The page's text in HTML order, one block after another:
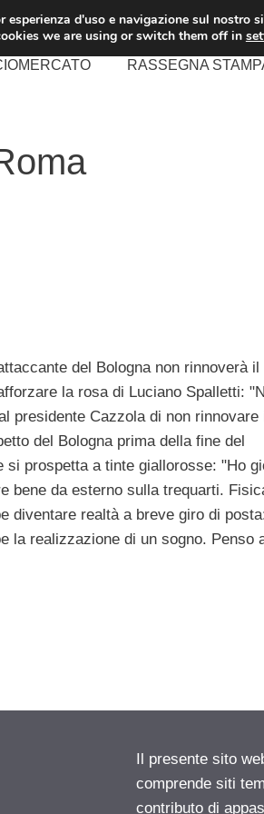
RASSEGNA
del Bologna non rinnoverà il
la rosa di Luciano Spalletti:
presidente Cazzola di non rinnovare
del Bologna prima della fine del
prospetta a tinte giallorosse: "Ho
bene da esterno sulla trequarti.
diventare realtà a breve giro di
la realizzazione di un sogno. Penso
Il presente sito
comprende siti
contributo di
d'uso e navigazione sul nostro
we are using or switch them off in